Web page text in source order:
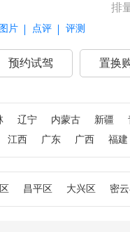
排
图片 点评 评测
预约试驾 置换
辽宁 内蒙古 新疆
江西 广东 广西 福建
昌平区 大兴区 密